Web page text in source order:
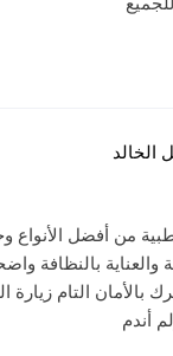
الخالد
من أفضل الأنواع
والعناية بالنظافة
بالأمان التام زيارة
أندم